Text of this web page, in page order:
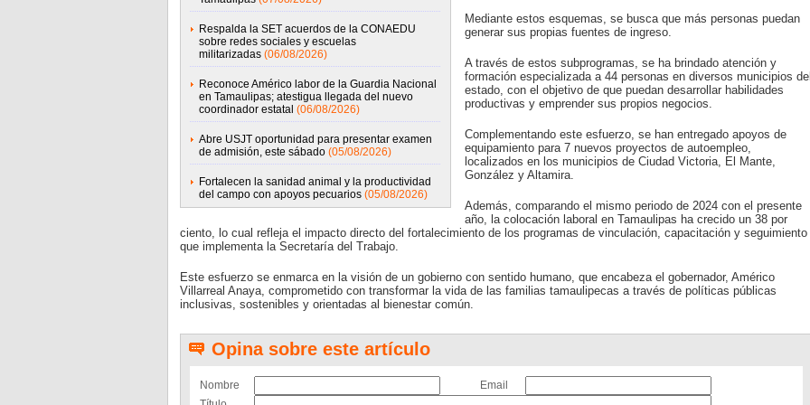
Respalda la SET acuerdos de la CONAEDU
sobre redes sociales y escuelas
militarizadas (06/08/2026)
Reconoce Américo labor de la Guardia Nacional
en Tamaulipas; atestigua llegada del nuevo
coordinador estatal (06/08/2026)
Abre USJT oportunidad para presentar examen
de admisión, este sábado (05/08/2026)
Fortalecen la sanidad animal y la productividad
del campo con apoyos pecuarios (05/08/2026)
Mediante estos esquemas, se busca que más personas puedan
generar sus propias fuentes de ingreso.
A través de estos subprogramas, se ha brindado atención y
formación especializada a 44 personas en diversos municipios
estado, con el objetivo de que puedan desarrollar habilidades
productivas y emprender sus propios negocios.
Complementando este esfuerzo, se han entregado apoyos de
equipamiento para 7 nuevos proyectos de autoempleo,
localizados en los municipios de Ciudad Victoria, El Mante,
González y Altamira.
Además, comparando el mismo periodo de 2024 con el presente
año, la colocación laboral en Tamaulipas ha crecido un 38 por
ciento, lo cual refleja el impacto directo del fortalecimiento de los programas de vinculación, capacitación y seguimiento
que implementa la Secretaría del Trabajo.
Este esfuerzo se enmarca en la visión de un gobierno con sentido humano, que encabeza el gobernador, Américo
Villarreal Anaya, comprometido con transformar la vida de las familias tamaulipecas a través de políticas públicas
inclusivas, sostenibles y orientadas al bienestar común.
Opina sobre este artículo
Nombre
Email